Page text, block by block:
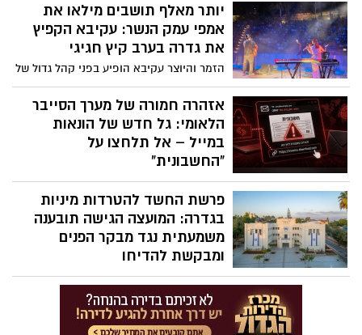
סבב דואר אלקטרוני האם להשעות את מבקר
המועצה, נגדו מתנהלים הליכים משמעתיים
בעקבות תלונות על הטרדה מינית
יותר מאלף תושבים מילאו את
אמפי עמק הנשר: עקיבא הקפיץ
את גדרה בערב קיץ חגיגי
הזמר והיוצר עקיבא הופיע בפני קהל גדול של
משפחות, לאחר מופע פתיחה של סגיב כהן.
ראש המועצה סהר פינטו: “לראות ילדים,
הורים, סבים וסבתות שרים ורוקדים יחד – זו
גדרה במיטבה״
אזהרה חמורה של מערך הסייבר
הלאומי: גל חדש של הונאות
במייל – אל תלחצו על
"החשבונית"
מערך הסייבר הלאומי מזהיר מפני קמפיין
פישינג נרחב שבו נשלחים מיילים בנושא
"חשבונית" עם קישור זדוני. לחיצה על הקישור
עלולה להוביל להתקנת תוכנת גישה מרחוק
ולאפשר לתוקפים להשתלט על המחשב
ולגנוב מידע אישי
פרשת החשד להטרדות מיניות
בגדרה: המועצה הגישה תובענה
משמעתית נגד מבקר הפנים
ומבקשת להדיחו
לאחר תלונות של שתי עובדות בגין הטרדה
מינית לכאורה, טוענת המועצה כי מבקר
הפנים רן אורפני אינו יכול להמשיך בתפקידו
בשל חומרת הממצאים. מנגד, אורפני דוחה